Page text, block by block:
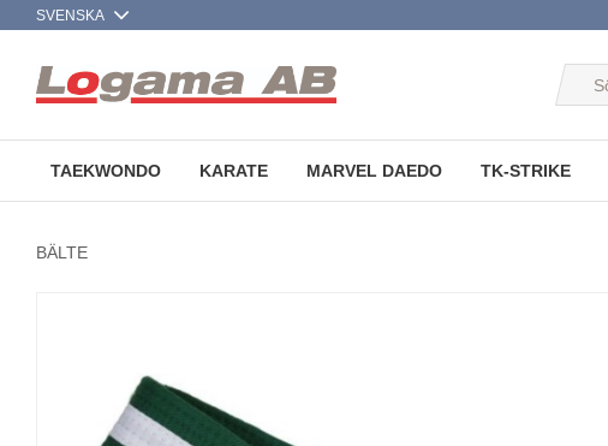
TAEKWONDO KARATE MARVEL DAEDO TK-STRIKE
BÄLTE